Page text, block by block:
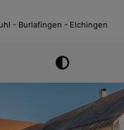
- Burlafingen - Elchingen